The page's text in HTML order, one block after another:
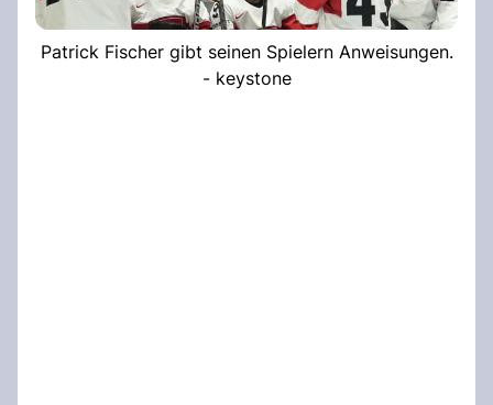
Patrick Fischer gibt seinen Spielern Anweisungen.
- keystone